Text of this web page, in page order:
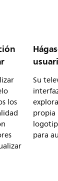
los
Su
propia
para